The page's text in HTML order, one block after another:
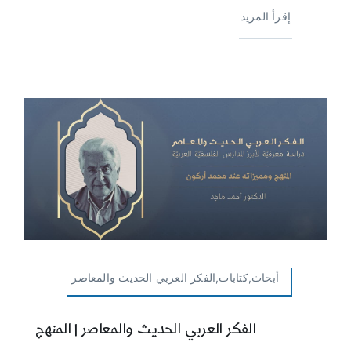
إقرأ المزيد
أبحاث,كتابات,الفكر العربي الحديث والمعاصر
الفكر العربي الحديث والمعاصر | المنهج